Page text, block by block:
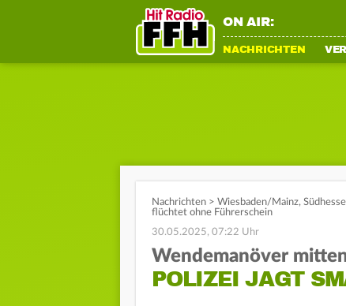
ON AIR:
NACHRICHTEN
Nachrichten > Wiesbaden/Mainz,
flüchtet ohne Führerschein
30.05.2025, 07:22 Uhr
Wendemanöver
POLIZEI JAGT